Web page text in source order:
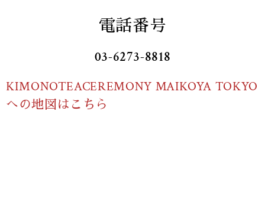
電話番号
03-6273-8818
KIMONOTEACEREMONY MAIKOYA TOKYO
への地図はこちら